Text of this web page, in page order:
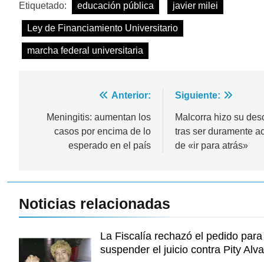
Etiquetado: educación pública javier milei
Ley de Financiamiento Universitario
marcha federal universitaria
Navegación
entradas
Anterior:
Meningitis: aumentan los
casos por encima de lo
esperado en el país
Siguiente:
Malcorra hizo su
tras ser duramente
de «ir para atrás»
Noticias relacionadas
La Fiscalía rechazó el pedido para
suspender el juicio contra Pity